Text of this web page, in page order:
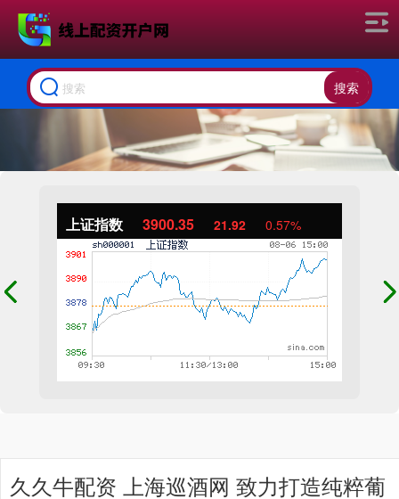
搜索
上证指数 3900.35 21.92 0.57%
久久牛配资 上海巡酒网 致力打造纯粹葡